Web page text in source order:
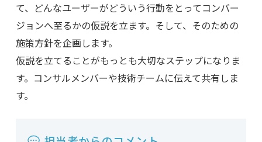
て、どんなユーザーがどういう行動をとってコンバー
ジョンへ至るかの仮説を立ます。そして、そのための
施策方針を企画します。
仮説を立てることがもっとも大切なステップになりま
す。コンサルメンバーや技術チームに伝えて共有しま
す。